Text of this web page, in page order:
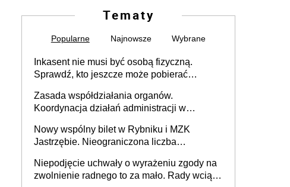
Tematy
Popularne Najnowsze Wybrane
Inkasent nie musi być osobą fizyczną.
Sprawdź, kto jeszcze może pobierać
Zasada współdziałania organów.
Koordynacja działań administracji w
Nowy wspólny bilet w Rybniku i MZK
Jastrzębie. Nieograniczona liczba
Niepodjęcie uchwały o wyrażeniu zgody na
zwolnienie radnego to za mało. Rady wciąż